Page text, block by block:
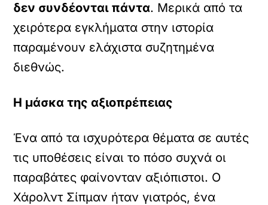
δεν συνδέονται πάντα. Μερικά από τα
χειρότερα εγκλήματα στην ιστορία
παραμένουν ελάχιστα συζητημένα
διεθνώς.
Η μάσκα της αξιοπρέπειας
Ένα από τα ισχυρότερα θέματα σε αυτές
τις υποθέσεις είναι το πόσο συχνά οι
παραβάτες φαίνονταν αξιόπιστοι. Ο
Χάρολντ Σίπμαν ήταν γιατρός, ένα